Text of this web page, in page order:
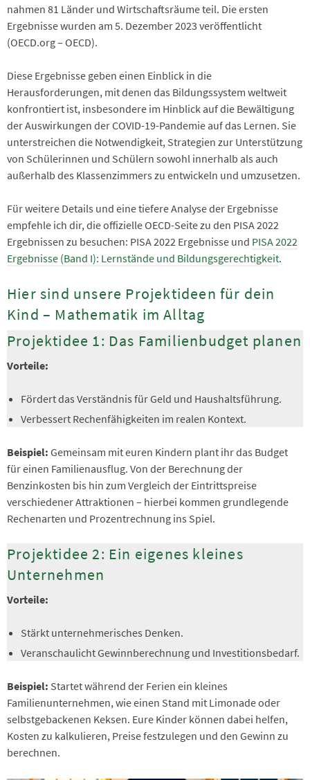
nahmen 81 Länder und Wirtschaftsräume teil. Die ersten
Ergebnisse wurden am 5. Dezember 2023 veröffentlicht​
(OECD.org – OECD)​.
Diese Ergebnisse geben einen Einblick in die
Herausforderungen, mit denen das Bildungssystem weltweit
konfrontiert ist, insbesondere im Hinblick auf die Bewältigung
der Auswirkungen der COVID-19-Pandemie auf das Lernen. Sie
unterstreichen die Notwendigkeit, Strategien zur Unterstützung
von Schülerinnen und Schülern sowohl innerhalb als auch
außerhalb des Klassenzimmers zu entwickeln und umzusetzen.
Für weitere Details und eine tiefere Analyse der Ergebnisse
empfehle ich dir, die offizielle OECD-Seite zu den PISA 2022
Ergebnissen zu besuchen: PISA 2022 Ergebnisse und PISA 2022
Ergebnisse (Band I): Lernstände und Bildungsgerechtigkeit.
Hier sind unsere Projektideen für dein
Kind – Mathematik im Alltag
Projektidee 1: Das Familienbudget planen
Vorteile:
Fördert das Verständnis für Geld und Haushaltsführung.
Verbessert Rechenfähigkeiten im realen Kontext.
Beispiel: Gemeinsam mit euren Kindern plant ihr das Budget
für einen Familienausflug. Von der Berechnung der
Benzinkosten bis hin zum Vergleich der Eintrittspreise
verschiedener Attraktionen – hierbei kommen grundlegende
Rechenarten und Prozentrechnung ins Spiel.
Projektidee 2: Ein eigenes kleines
Unternehmen
Vorteile:
Stärkt unternehmerisches Denken.
Veranschaulicht Gewinnberechnung und Investitionsbedarf.
Beispiel: Startet während der Ferien ein kleines
Familienunternehmen, wie einen Stand mit Limonade oder
selbstgebackenen Keksen. Eure Kinder können dabei helfen,
Kosten zu kalkulieren, Preise festzulegen und den Gewinn zu
berechnen.